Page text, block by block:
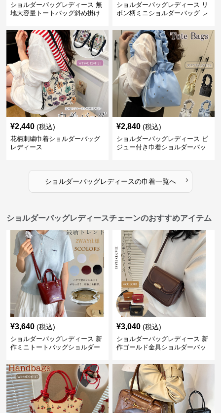
ショルダーバッグレディース 無
地大容量トートバッグ斜め掛け
ショルダーバッグレディース リ
ボン柄ミニショルダーバッグ レ
¥2,440 (税込)
花柄刺繍巾着ショルダーバッグ
レディース
¥2,840 (税込)
ショルダーバッグレディース ビ
ジュー付き巾着ショルダーバッ
ショルダーバッグレディースの巾着一覧へ ›
ショルダーバッグレディースチェーンのおすすめアイテム
¥3,640 (税込)
ショルダーバッグレディース 新
作ミニトートバッグショルダー
¥3,040 (税込)
ショルダーバッグレディース 新
作ゴールド金具ショルダーバッ